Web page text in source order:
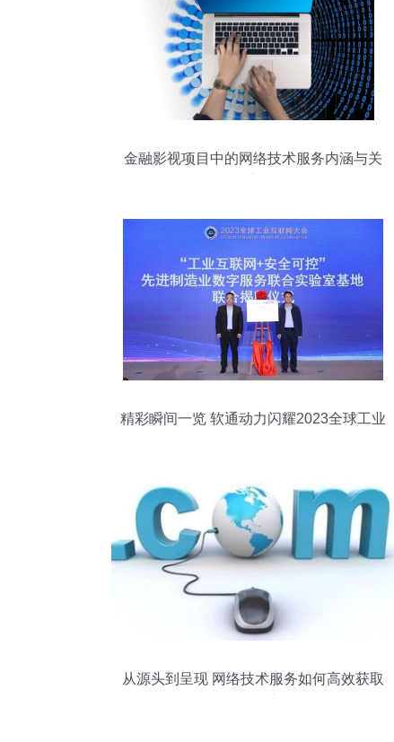
金融影视项目中的网络技术服务内涵与关
精彩瞬间一览 软通动力闪耀2023全球工业
从源头到呈现 网络技术服务如何高效获取